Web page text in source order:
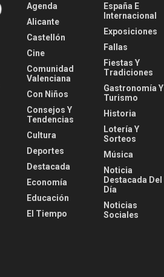
Agenda
Alicante
Castellón
Cine
Comunidad
Valenciana
Con Niños
Consejos Y
Tendencias
Cultura
Deportes
Destacada
Economía
Educación
El Tiempo
España E
Internacional
Exposiciones
Fallas
Fiestas Y
Tradiciones
Gastronomía Y
Turismo
Historia
Lotería Y
Sorteos
Música
Noticia
Destacada Del
Día
Noticias
Sociales